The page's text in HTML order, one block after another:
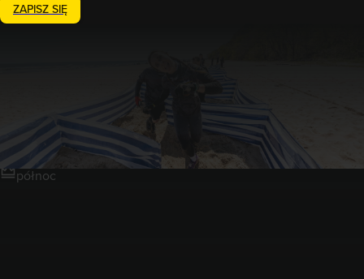
ZAPISZ SIĘ
Runmageddon
Ergo Arena Gdańsk/Sopot
północ